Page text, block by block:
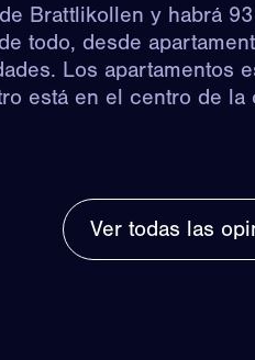
Brattlikollen y habrá
todo, desde
Los apartamentos
está en el centro de la
Ver todas las